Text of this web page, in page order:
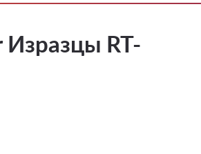
Изразцы RT-